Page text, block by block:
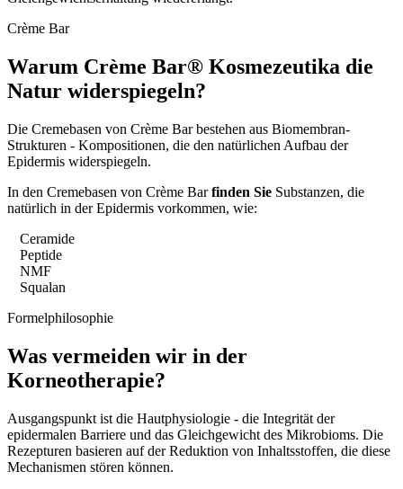
Crème Bar
Warum Crème Bar® Kosmezeutika die
Natur widerspiegeln?
Die Cremebasen von Crème Bar bestehen aus Biomembran-
Strukturen - Kompositionen, die den natürlichen Aufbau der
Epidermis widerspiegeln.
In den Cremebasen von Crème Barfinden Sie Substanzen, die
natürlich in der Epidermis vorkommen, wie:
Ceramide
Peptide
NMF
Squalan
Formelphilosophie
Was vermeiden wir in der
Korneotherapie?
Ausgangspunkt ist die Hautphysiologie - die Integrität der
epidermalen Barriere und das Gleichgewicht des Mikrobioms. Die
Rezepturen basieren auf der Reduktion von Inhaltsstoffen, die diese
Mechanismen stören können.